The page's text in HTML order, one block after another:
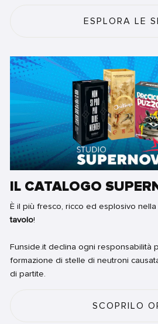
ESPLORA LE
IL CATALOGO
È il più fresco, ricco ed esplosivo nella
tavolo!
Funside.it declina ogni responsabilità
formazione di stelle di neutroni
di partite.
SCOPRILO